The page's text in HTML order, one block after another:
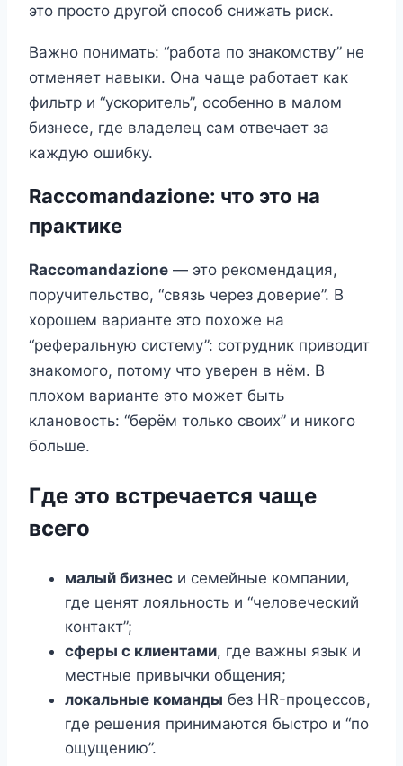
это просто другой способ снижать риск.
Важно понимать: “работа по знакомству” не
отменяет навыки. Она чаще работает как
фильтр и “ускоритель”, особенно в малом
бизнесе, где владелец сам отвечает за
каждую ошибку.
Raccomandazione: что это на
практике
Raccomandazione — это рекомендация,
поручительство, “связь через доверие”. В
хорошем варианте это похоже на
“реферальную систему”: сотрудник приводит
знакомого, потому что уверен в нём. В
плохом варианте это может быть
клановость: “берём только своих” и никого
больше.
Где это встречается чаще
всего
малый бизнес и семейные компании,
где ценят лояльность и “человеческий
контакт”;
сферы с клиентами, где важны язык и
местные привычки общения;
локальные команды без HR-процессов,
где решения принимаются быстро и “по
ощущению”.